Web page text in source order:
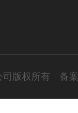
版权所有 备